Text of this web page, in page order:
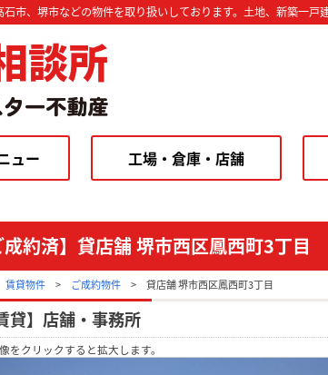
市、堺市などの物件を取り扱いしております。土地、新築一戸
談所
ュー 工場・倉庫・店舗
成約済】貸店舗 堺市西区鳳西町3丁目
賃貸物件 > ご成約物件 > 貸店舗 堺市西区鳳西町3丁目
貸】店舗・事務所
をクリックすると拡大します。